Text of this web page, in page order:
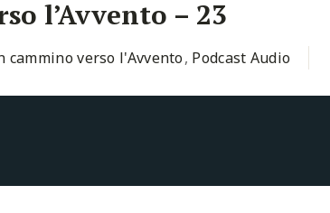
l’Avvento – 23
cammino verso l'Avvento, Podcast Audio